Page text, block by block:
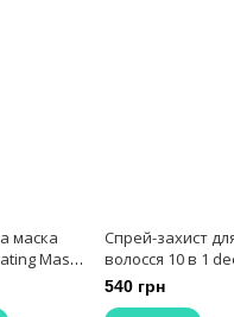
маска
Mask
Спрей-захист
волосся 10 в 1
protecting hair
in 1 200 мл
540 грн